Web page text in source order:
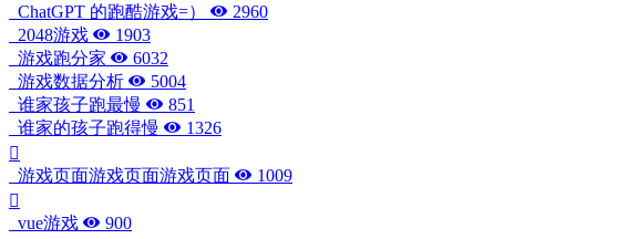
ChatGPT 的跑酷游戏=）
2960
2048游戏
1903
游戏跑分家
6032
游戏数据分析
5004
谁家孩子跑最慢
851
谁家的孩子跑得慢
1326
游戏页面游戏页面游戏页面 1009
vue游戏 900